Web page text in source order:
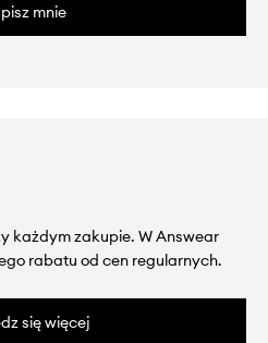
mnie
każdym zakupie. W Answear
rabatu od cen regularnych.
się więcej